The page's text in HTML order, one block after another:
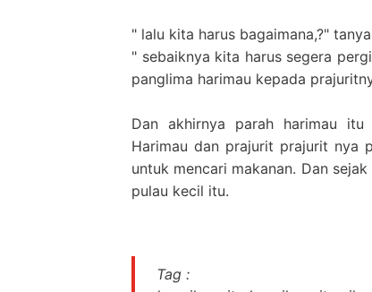
" lalu kita harus bagaimana,?"
" sebaiknya kita harus segera
panglima harimau kepada
Dan akhirnya parah harimau
Harimau dan prajurit prajurit nya
untuk mencari makanan. Dan
pulau kecil itu.
Tag :